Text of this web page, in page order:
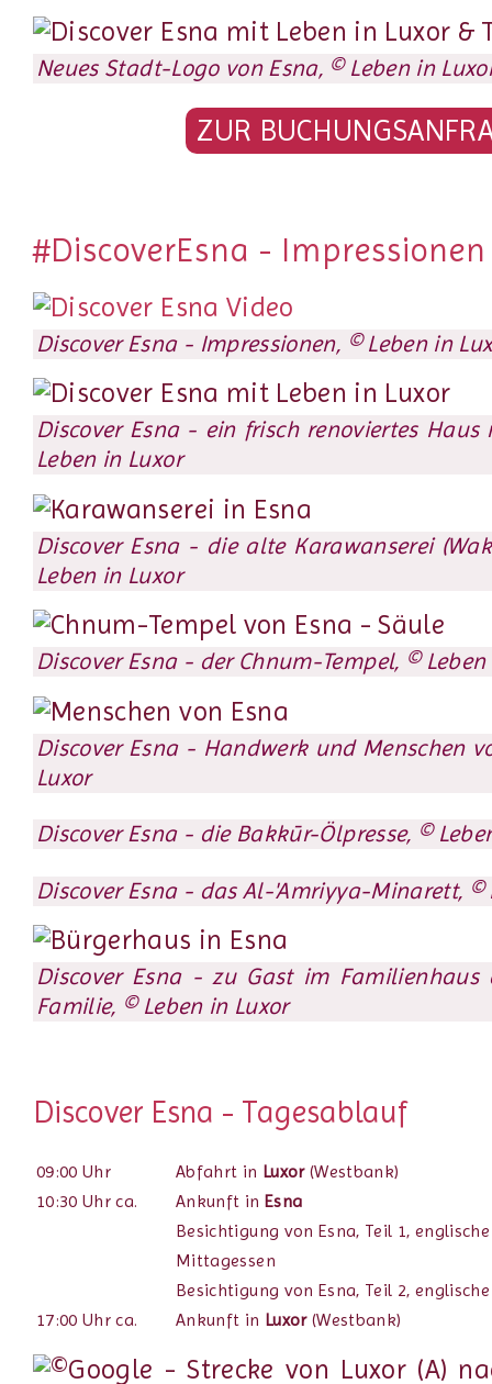
Neues Stadt-Logo von Esna, © Leben in
ZUR
#DiscoverEsna - Impressionen
Discover Esna - Impressionen, © Leben in
Discover Esna - ein frisch renoviertes Haus
Leben in Luxor
Discover Esna - die alte Karawanserei
Leben in Luxor
Discover Esna - der Chnum-Tempel, ©
Discover Esna - Handwerk und Menschen
Luxor
Discover Esna - die Bakkūr-Ölpresse, ©
Discover Esna - das Al-'Amriyya-Minarett, ©
Discover Esna - zu Gast im Familienhaus
Familie, © Leben in Luxor
Discover Esna - Tagesablauf
09:00 Uhr Abfahrt in Luxor(Westbank)
10:30 Uhr ca.
Ankunft in Esna
Besichtigung von Esna, Teil 1,
Mittagessen
Besichtigung von Esna, Teil 2,
17:00 Uhr ca.
Ankunft in Luxor(Westbank)